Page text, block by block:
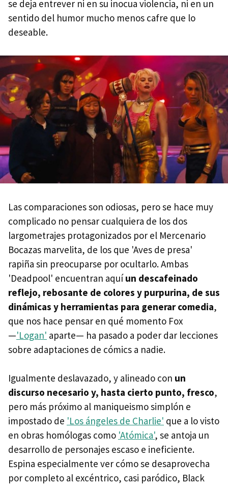
se deja entrever ni en su inocua violencia, ni en un
sentido del humor mucho menos cafre que lo
deseable.
Las comparaciones son odiosas, pero se hace muy
complicado no pensar cualquiera de los dos
largometrajes protagonizados por el Mercenario
Bocazas marvelita, de los que 'Aves de presa'
rapiña sin preocuparse por ocultarlo. Ambas
'Deadpool' encuentran aquíun descafeinado
reflejo, rebosante de colores y purpurina, de sus
dinámicas y herramientas para generar comedia,
que nos hace pensar en qué momento Fox
—'Logan' aparte— ha pasado a poder dar lecciones
sobre adaptaciones de cómics a nadie.
Igualmente deslavazado, y alineado con un
discurso necesario y, hasta cierto punto, fresco,
pero más próximo al maniqueismo simplón e
impostado de 'Los ángeles de Charlie' que a lo visto
en obras homólogas como 'Atómica', se antoja un
desarrollo de personajes escaso e ineficiente.
Espina especialmente ver cómo se desaprovecha
por completo al excéntrico, casi paródico, Black